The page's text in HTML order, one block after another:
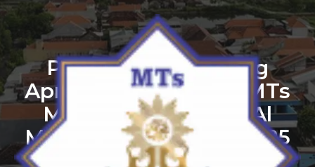
Pengawas Kemenag
Apresiasi Semangat MTs
Muhammadiyah 15 Al
Mizan dalam PKKM 2025